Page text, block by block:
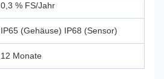
0,3 % FS/Jahr
IP65 (Gehäuse) IP68 (Sensor)
12 Monate